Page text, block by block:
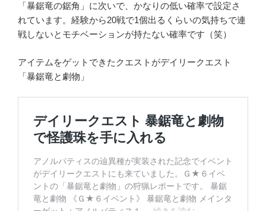
「暴鋸竜の鋸角」に次いで、かなりの低い確率で設定さ
れています。経験から20戦で1個出るくらいの気持ちで連
戦しないとモチベーションが持たない確率です（笑）
アイテムをゲットできたクエストがデイリークエスト
「暴鋸竜と劇物」